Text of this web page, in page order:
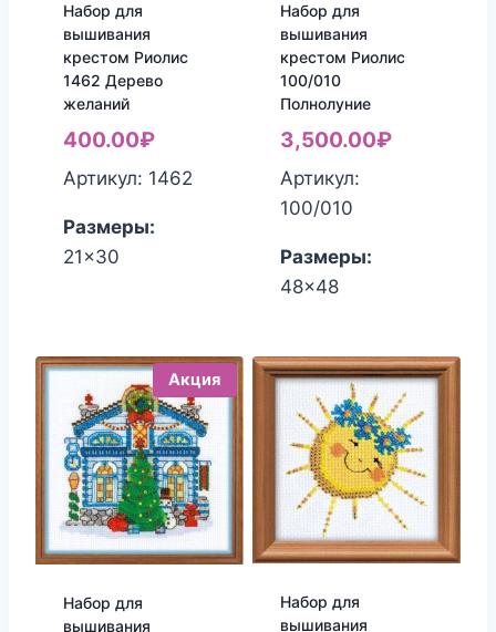
Набор для
вышивания
крестом Риолис
1462 Дерево
желаний
400.00₽
Артикул: 1462
Размеры:
21x30
Набор для
вышивания
крестом Риолис
100/010
Полнолуние
3,500.00₽
Артикул:
100/010
Размеры:
48x48
Акция
Набор для
вышивания
Набор для
вышивания